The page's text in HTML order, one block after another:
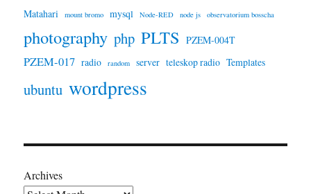
Matahari
mount bromo mysql Node-RED node js observatorium bosscha
photography php PLTS PZEM-004T
PZEM-017 radio random server teleskop radio Templates
ubuntu wordpress
Archives